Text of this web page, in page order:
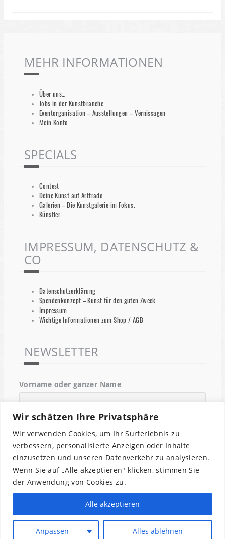
Wir schätzen Ihre Privatsphäre
Wir verwenden Cookies, um Ihr Surferlebnis zu
verbessern, personalisierte Anzeigen oder Inhalte
einzusetzen und unseren Datenverkehr zu analysieren.
Wenn Sie auf „Alle akzeptieren" klicken, stimmen Sie
der Anwendung von Cookies zu.
Anpassen Alles ablehnen
Alle akzeptieren
MEHR INFORMATIONEN
Über uns…
Jobs in der Kunstbranche
Eventorganisation – Ausstellungen – Vernissagen
Mein Konto
SPECIALS
Contest
Deine Kunst auf Arttrado
Galerien – Die Kunstgalerie im Fokus.
Künstler
IMPRESSUM, DATENSCHUTZ &
CO
Datenschutzerklärung
Spendenkonzept – Kunst für den guten Zweck
Impressum
Wichtige Informationen zum Shop / AGB
NEWSLETTER
Vorname oder ganzer Name
Email
Indem Du fortfährst, akzeptierst Du unsere
Datenschutzerklärung.